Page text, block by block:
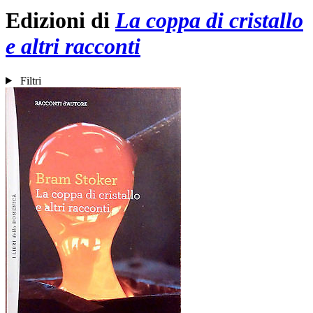
Edizioni diLa coppa di cristallo
e altri racconti
Filtri